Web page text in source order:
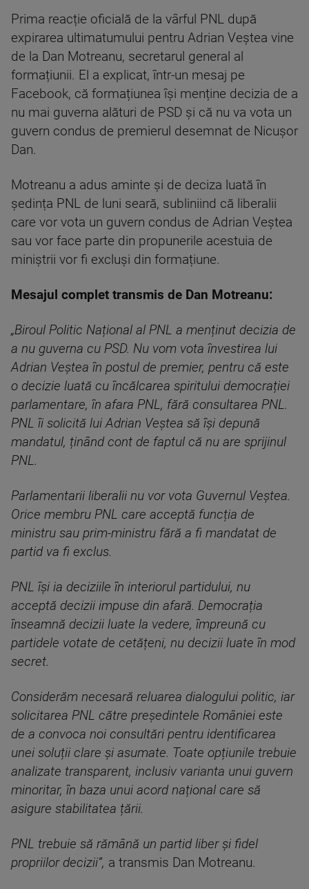
Prima reacție oficială de la vârful PNL după
expirarea ultimatumului pentru Adrian Veștea vine
de la Dan Motreanu, secretarul general al
formațiunii. El a explicat, într-un mesaj pe
Facebook, că formațiunea își menține decizia de a
nu mai guverna alături de PSD și că nu va vota un
guvern condus de premierul desemnat de Nicușor
Dan.
Motreanu a adus aminte și de deciza luată în
ședința PNL de luni seară, subliniind că liberalii
care vor vota un guvern condus de Adrian Veștea
sau vor face parte din propunerile acestuia de
miniștrii vor fi excluși din formațiune.
Mesajul complet transmis de Dan Motreanu:
„Biroul Politic Național al PNL a menținut decizia de
a nu guverna cu PSD. Nu vom vota învestirea lui
Adrian Veștea în postul de premier, pentru că este
o decizie luată cu încălcarea spiritului democrației
parlamentare, în afara PNL, fără consultarea PNL.
PNL îi solicită lui Adrian Veștea să își depună
mandatul, ținând cont de faptul că nu are sprijinul
PNL.
Parlamentarii liberalii nu vor vota Guvernul Veștea.
Orice membru PNL care acceptă funcția de
ministru sau prim-ministru fără a fi mandatat de
partid va fi exclus.
PNL își ia deciziile în interiorul partidului, nu
acceptă decizii impuse din afară. Democrația
înseamnă decizii luate la vedere, împreună cu
partidele votate de cetățeni, nu decizii luate în mod
secret.
Considerăm necesară reluarea dialogului politic, iar
solicitarea PNL către președintele României este
de a convoca noi consultări pentru identificarea
unei soluții clare și asumate. Toate opțiunile trebuie
analizate transparent, inclusiv varianta unui guvern
minoritar, în baza unui acord național care să
asigure stabilitatea țării.
PNL trebuie să rămână un partid liber și fidel
propriilor decizii”, a transmis Dan Motreanu.